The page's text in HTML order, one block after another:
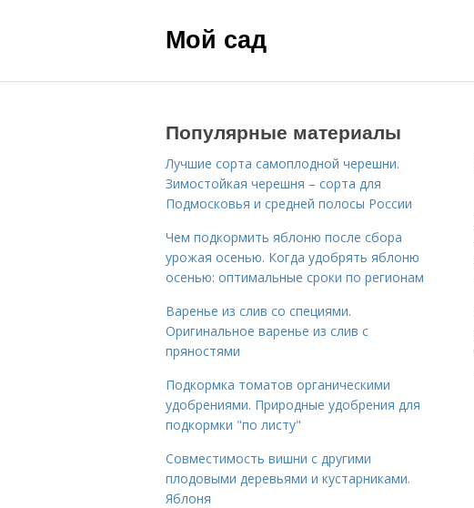
Мой сад
Популярные материалы
Лучшие сорта самоплодной черешни.
Зимостойкая черешня – сорта для
Подмосковья и средней полосы России
Чем подкормить яблоню после сбора
урожая осенью. Когда удобрять яблоню
осенью: оптимальные сроки по регионам
Варенье из слив со специями.
Оригинальное варенье из слив с
пряностями
Подкормка томатов органическими
удобрениями. Природные удобрения для
подкормки "по листу"
Совместимость вишни с другими
плодовыми деревьями и кустарниками.
Яблоня